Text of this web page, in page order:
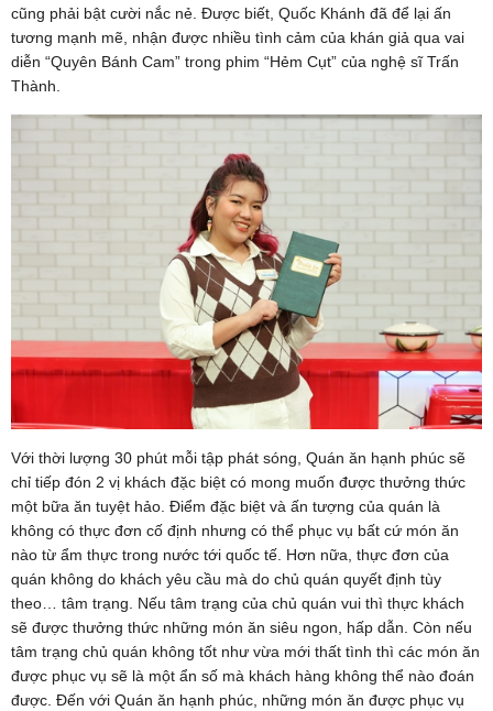
cũng phải bật cười nắc nẻ. Được biết, Quốc Khánh đã để lại ấn
tương mạnh mẽ, nhận được nhiều tình cảm của khán giả qua vai
diễn “Quyên Bánh Cam” trong phim “Hẻm Cụt” của nghệ sĩ Trấn
Thành.
Với thời lượng 30 phút mỗi tập phát sóng, Quán ăn hạnh phúc sẽ
chỉ tiếp đón 2 vị khách đặc biệt có mong muốn được thưởng thức
một bữa ăn tuyệt hảo. Điểm đặc biệt và ấn tượng của quán là
không có thực đơn cố định nhưng có thể phục vụ bất cứ món ăn
nào từ ẩm thực trong nước tới quốc tế. Hơn nữa, thực đơn của
quán không do khách yêu cầu mà do chủ quán quyết định tùy
theo… tâm trạng. Nếu tâm trạng của chủ quán vui thì thực khách
sẽ được thưởng thức những món ăn siêu ngon, hấp dẫn. Còn nếu
tâm trạng chủ quán không tốt như vừa mới thất tình thì các món ăn
được phục vụ sẽ là một ẩn số mà khách hàng không thể nào đoán
được. Đến với Quán ăn hạnh phúc, những món ăn được phục vụ